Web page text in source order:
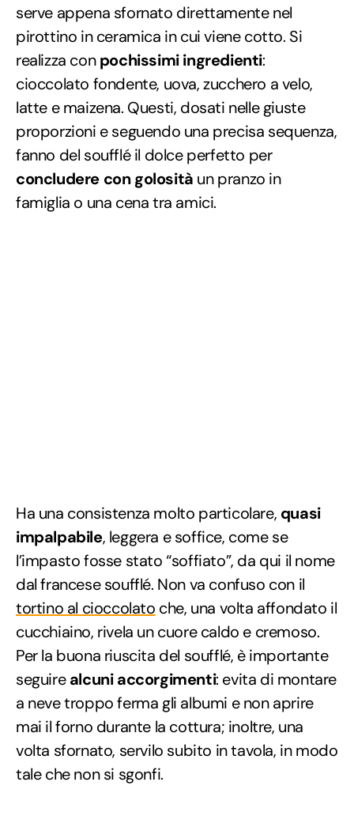
serve appena sfornato direttamente nel
pirottino in ceramica in cui viene cotto. Si
realizza conpochissimi ingredienti:
cioccolato fondente, uova, zucchero a velo,
latte e maizena. Questi, dosati nelle giuste
proporzioni e seguendo una precisa sequenza,
fanno del soufflé il dolce perfetto per
concludere con golosità un pranzo in
famiglia o una cena tra amici.
Ha una consistenza molto particolare, quasi
impalpabile, leggera e soffice, come se
l’impasto fosse stato “soffiato”, da qui il nome
dal francese soufflé. Non va confuso con il
tortino al cioccolato che, una volta affondato il
cucchiaino, rivela un cuore caldo e cremoso.
Per la buona riuscita del soufflé, è importante
seguirealcuni accorgimenti: evita di montare
a neve troppo ferma gli albumi e non aprire
mai il forno durante la cottura; inoltre, una
volta sfornato, servilo subito in tavola, in modo
tale che non si sgonfi.